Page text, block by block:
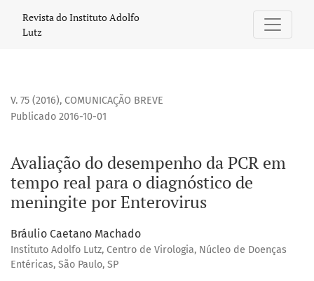
Avaliação do desempenho da PCR em tempo real para o
Revista do Instituto Adolfo
Lutz
V. 75 (2016), COMUNICAÇÃO BREVE
Avaliação do desempenho da PCR em
tempo real para o diagnóstico de
meningite por Enterovirus
Publicado 2016-10-01
Bráulio Caetano Machado
Instituto Adolfo Lutz, Centro de Virologia, Núcleo de Doenças
Entéricas, São Paulo, SP